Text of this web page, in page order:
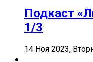
Подкаст
1/3
14 Ноя 2023,